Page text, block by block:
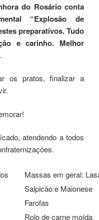
do Rosário conta
“Explosão de
preparativos. Tudo
e carinho. Melhor
.
os pratos, finalizar a
atendendo a todos
Massas em geral:
Salpicão e Maionese
Farofas
Rolo de carne moída